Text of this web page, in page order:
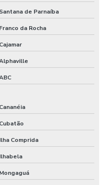
Santana de Parnaíba
Franco da Rocha
Cajamar
Cananéia
Cubatão
Ilha Comprida
Ilhabela
Mongaguá